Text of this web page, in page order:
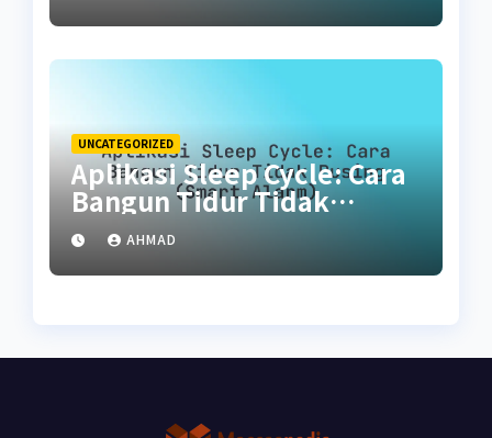
UNCATEGORIZED
Aplikasi Sleep Cycle: Cara
Bangun Tidur Tidak
Pusing (Smart Alarm)
AHMAD